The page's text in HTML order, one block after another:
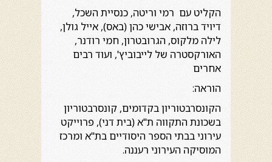
הקליט עם רמי וריטה, כנסיית השכל,
דיויד ברוזה, אבישי כהן (באס), אייל גולן,
לילה מלקוס, הגרובטרון, חמי רודנר,
האורקסטרה של לייבוביץ', ועוד רבים
אחרים
הוראה:
הקונסרבטוריון בקדומים, קונסרבטוריון
בשכונת התקווה ת"א (בית דני), פרוייקט
עירוני בבתי הספר היסודיים בת"א ומרכז
המוסיקה העירוני רעננה.